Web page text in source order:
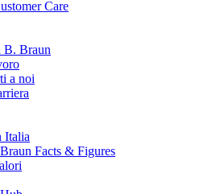
nel mondo di B. Braun in Italia: 4
dipendenti e un Centro di
Care
B. Braun
a noi
Italia
Facts & Figures